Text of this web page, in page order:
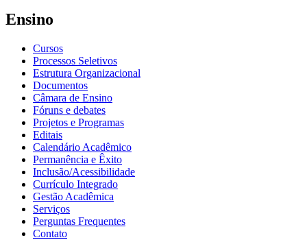
Ensino
Cursos
Processos Seletivos
Estrutura Organizacional
Documentos
Câmara de Ensino
Fóruns e debates
Projetos e Programas
Editais
Calendário Acadêmico
Permanência e Êxito
Inclusão/Acessibilidade
Currículo Integrado
Gestão Acadêmica
Serviços
Perguntas Frequentes
Contato